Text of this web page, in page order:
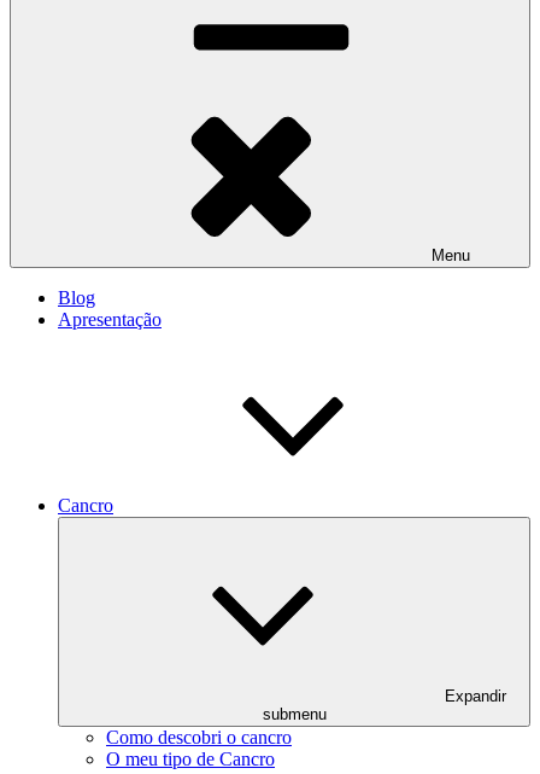
Menu
Blog
Apresentação
Cancro
Expandir
submenu
Como descobri o cancro
O meu tipo de Cancro